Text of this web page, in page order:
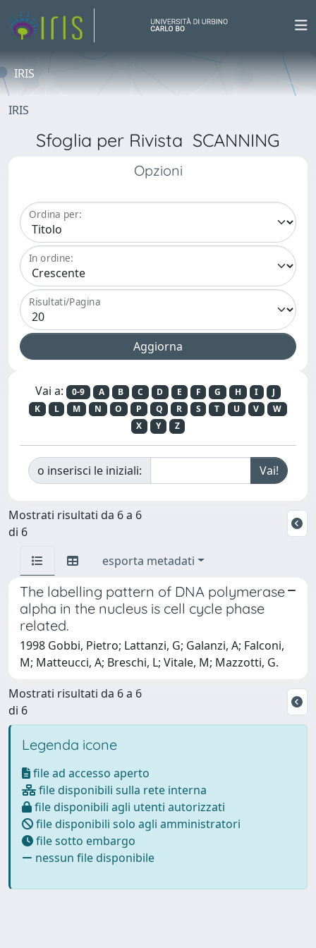
IRIS
IRIS
Sfoglia per Rivista SCANNING
Opzioni
Ordina per:
In ordine:
Risultati/Pagina
Vai a: 0-9 A B C D E F G H I
J
K
L M N O P Q R S T U V
W
X
Y Z
o inserisci le iniziali:
Mostrati risultati da 6 a 6
di 6
esporta metadati
The labelling pattern of DNA polymerase
alpha in the nucleus is cell cycle phase
related.
1998 Gobbi, Pietro; Lattanzi, G; Galanzi, A; Falconi,
M; Matteucci, A; Breschi, L; Vitale, M; Mazzotti, G.
Mostrati risultati da 6 a 6
di 6
Legenda icone
file ad accesso aperto
file disponibili sulla rete interna
file disponibili agli utenti autorizzati
file disponibili solo agli amministratori
file sotto embargo
nessun file disponibile